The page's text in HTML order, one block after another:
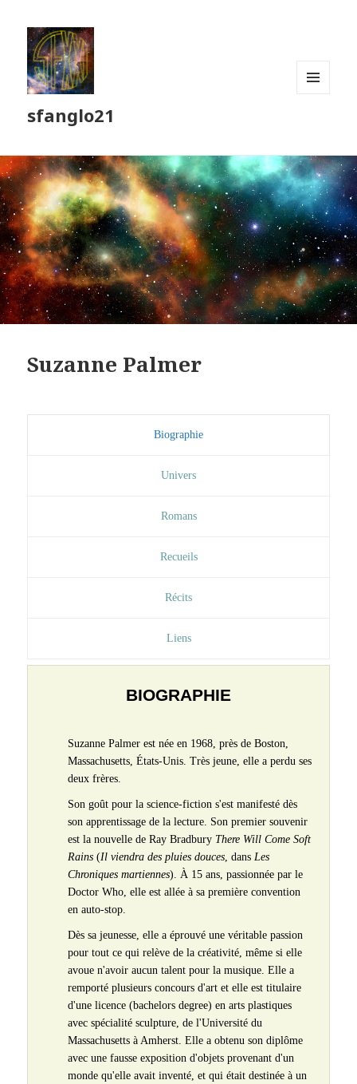
sfanglo21
Suzanne Palmer
Biographie
Univers
Romans
Recueils
Récits
Liens
BIOGRAPHIE
Suzanne Palmer est née en 1968, près de Boston,
Massachusetts, États-Unis. Très jeune, elle a perdu ses
deux frères.
Son goût pour la science-fiction s'est manifesté dès
son apprentissage de la lecture. Son premier souvenir
est la nouvelle de Ray Bradbury There Will Come Soft
Rains (Il viendra des pluies douces , dans Les
Chroniques martiennes). À 15 ans, passionnée par le
Doctor Who, elle est allée à sa première convention
en auto-stop.
Dès sa jeunesse, elle a éprouvé une véritable passion
pour tout ce qui relève de la créativité, même si elle
avoue n'avoir aucun talent pour la musique. Elle a
remporté plusieurs concours d'art et elle est titulaire
d'une licence (bachelors degree) en arts plastiques
avec spécialité sculpture, de l'Université du
Massachusetts à Amherst. Elle a obtenu son diplôme
avec une fausse exposition d'objets provenant d'un
monde qu'elle avait inventé, et qui était destinée à un